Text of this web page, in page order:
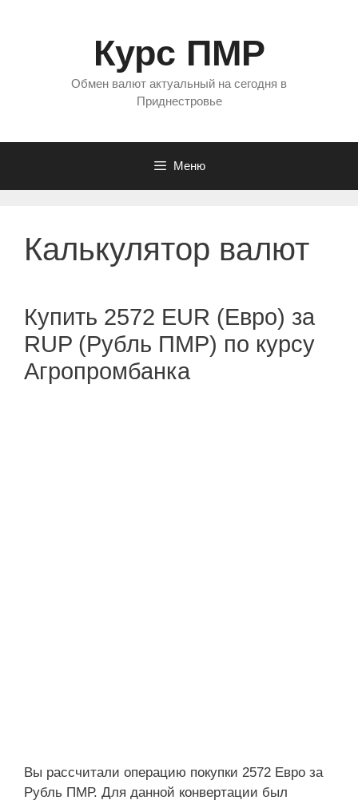
Курс ПМР
Обмен валют актуальный на сегодня в
Приднестровье
Меню
Калькулятор валют
Купить 2572 EUR (Евро) за
RUP (Рубль ПМР) по курсу
Агропромбанка
Вы рассчитали операцию покупки 2572 Евро за
Рубль ПМР. Для данной конвертации был